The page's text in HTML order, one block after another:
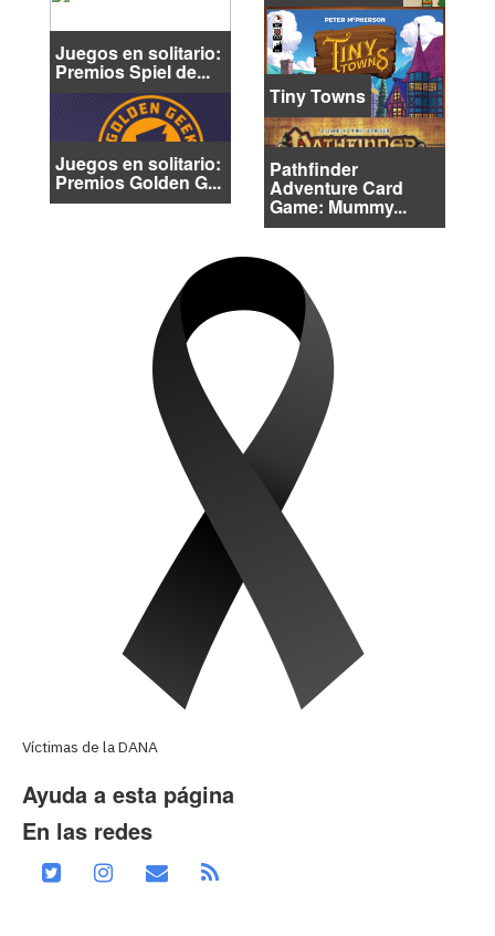
Juegos en solitario:
Premios Spiel de...
Juegos en solitario:
Premios Golden G...
Tiny Towns
Pathfinder
Adventure Card
Game: Mummy...
Víctimas de la DANA
Ayuda a esta página
En las redes